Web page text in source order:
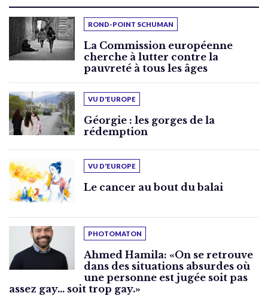
ROND-POINT SCHUMAN
La Commission européenne
cherche à lutter contre la
pauvreté à tous les âges
VU D'EUROPE
Géorgie : les gorges de la
rédemption
VU D'EUROPE
Le cancer au bout du balai
PHOTOMATON
Ahmed Hamila: «On se retrouve
dans des situations absurdes où
une personne est jugée soit pas
assez gay… soit trop gay.»